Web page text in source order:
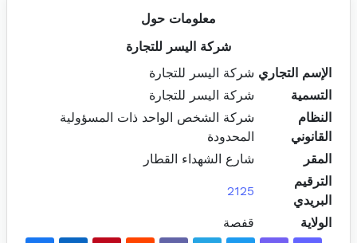
معلومات حول
شركة اليسر للتجارة
الإسم التجاري شركة اليسر للتجارة
التسمية
شركة اليسر للتجارة
النظام
القانوني
شركة الشخص الواحد ذات المسؤولية
المحدودة
المقر
شارع الشهداء القطار
الترقيم
البريدي
2125
الولاية قفصة